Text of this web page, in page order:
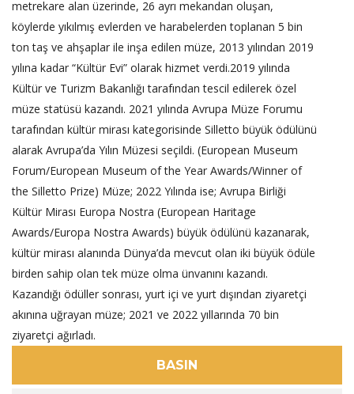
metrekare alan üzerinde, 26 ayrı mekandan oluşan,
köylerde yıkılmış evlerden ve harabelerden toplanan 5 bin
ton taş ve ahşaplar ile inşa edilen müze, 2013 yılından 2019
yılına kadar “Kültür Evi” olarak hizmet verdi.2019 yılında
Kültür ve Turizm Bakanlığı tarafından tescil edilerek özel
müze statüsü kazandı. 2021 yılında Avrupa Müze Forumu
tarafından kültür mirası kategorisinde Silletto büyük ödülünü
alarak Avrupa’da Yılın Müzesi seçildi. (European Museum
Forum/European Museum of the Year Awards/Winner of
the Silletto Prize) Müze; 2022 Yılında ise; Avrupa Birliği
Kültür Mirası Europa Nostra (European Haritage
Awards/Europa Nostra Awards) büyük ödülünü kazanarak,
kültür mirası alanında Dünya’da mevcut olan iki büyük ödüle
birden sahip olan tek müze olma ünvanını kazandı.
Kazandığı ödüller sonrası, yurt içi ve yurt dışından ziyaretçi
akınına uğrayan müze; 2021 ve 2022 yıllarında 70 bin
ziyaretçi ağırladı.
BASIN